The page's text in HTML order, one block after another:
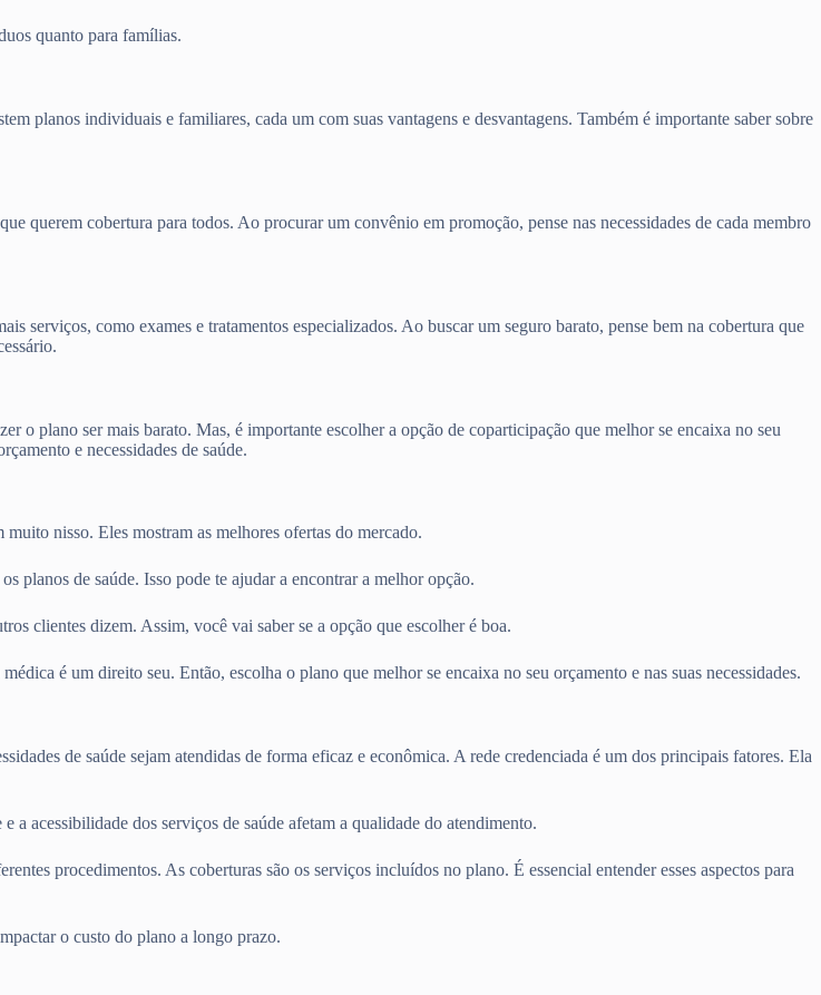
quanto para famílias.
planos individuais e familiares, cada um com suas vantagens e desvantagens. Também é importante saber sobre
querem cobertura para todos. Ao procurar um convênio em promoção, pense nas necessidades de cada membro
serviços, como exames e tratamentos especializados. Ao buscar um seguro barato, pense bem na cobertura que
o plano ser mais barato. Mas, é importante escolher a opção de coparticipação que melhor se encaixa no seu
e necessidades de saúde.
nisso. Eles mostram as melhores ofertas do mercado.
planos de saúde. Isso pode te ajudar a encontrar a melhor opção.
clientes dizem. Assim, você vai saber se a opção que escolher é boa.
é um direito seu. Então, escolha o plano que melhor se encaixa no seu orçamento e nas suas necessidades.
de saúde sejam atendidas de forma eficaz e econômica. A rede credenciada é um dos principais fatores. Ela
acessibilidade dos serviços de saúde afetam a qualidade do atendimento.
procedimentos. As coberturas são os serviços incluídos no plano. É essencial entender esses aspectos para
o custo do plano a longo prazo.